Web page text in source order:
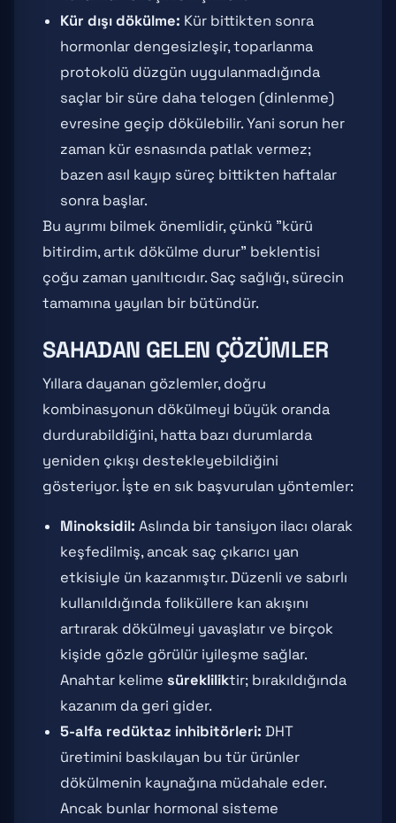
Kür dışı dökülme: Kür bittikten sonra
hormonlar dengesizleşir, toparlanma
protokolü düzgün uygulanmadığında
saçlar bir süre daha telogen (dinlenme)
evresine geçip dökülebilir. Yani sorun her
zaman kür esnasında patlak vermez;
bazen asıl kayıp süreç bittikten haftalar
sonra başlar.
Bu ayrımı bilmek önemlidir, çünkü "kürü
bitirdim, artık dökülme durur" beklentisi
çoğu zaman yanıltıcıdır. Saç sağlığı, sürecin
tamamına yayılan bir bütündür.
SAHADAN GELEN ÇÖZÜMLER
Yıllara dayanan gözlemler, doğru
kombinasyonun dökülmeyi büyük oranda
durdurabildiğini, hatta bazı durumlarda
yeniden çıkışı destekleyebildiğini
gösteriyor. İşte en sık başvurulan yöntemler:
Minoksidil: Aslında bir tansiyon ilacı olarak
keşfedilmiş, ancak saç çıkarıcı yan
etkisiyle ün kazanmıştır. Düzenli ve sabırlı
kullanıldığında foliküllere kan akışını
artırarak dökülmeyi yavaşlatır ve birçok
kişide gözle görülür iyileşme sağlar.
Anahtar kelime sürekliliktir; bırakıldığında
kazanım da geri gider.
5-alfa redüktaz inhibitörleri: DHT
üretimini baskılayan bu tür ürünler
dökülmenin kaynağına müdahale eder.
Ancak bunlar hormonal sisteme